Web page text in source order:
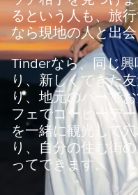
ジ
るという人も、旅
なら現地の人と出
Tinderなら、同じ
り、新しくできた
り、地元のバーで
フェでコーヒーデ
を一緒に観光して
り、自分の住む街
ってできます。